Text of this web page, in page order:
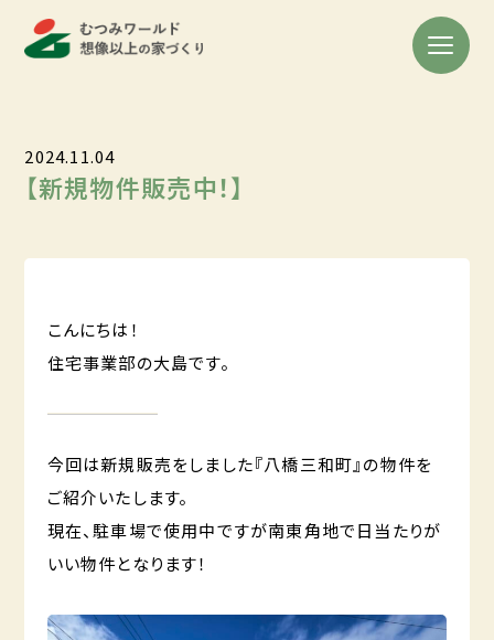
2024.11.04
【新規物件販売中！】
こんにちは！
住宅事業部の大島です。
今回は新規販売をしました『八橋三和町』の物件を
ご紹介いたします。
現在、駐車場で使用中ですが南東角地で日当たりが
いい物件となります！